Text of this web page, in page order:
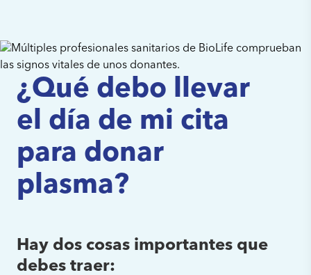
¿Qué debo llevar
el día de mi cita
para donar
plasma?
Hay dos cosas importantes que
debes traer: